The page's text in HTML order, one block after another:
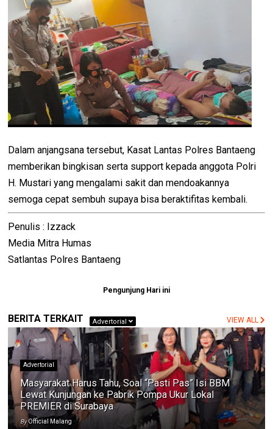
Dalam anjangsana tersebut, Kasat Lantas Polres Bantaeng
memberikan bingkisan serta support kepada anggota Polri
H. Mustari yang mengalami sakit dan mendoakannya
semoga cepat sembuh supaya bisa beraktifitas kembali.
Penulis : Izzack
Media Mitra Humas
Satlantas Polres Bantaeng
Pengunjung Hari ini
BERITA TERKAIT Advertorial VIEW ALL
Advertorial
Masyarakat Harus Tahu, Soal “Pasti Pas” Isi BBM
Lewat Kunjungan ke Pabrik Pompa Ukur Lokal
PREMIER di Surabaya
ByOfficial Malang